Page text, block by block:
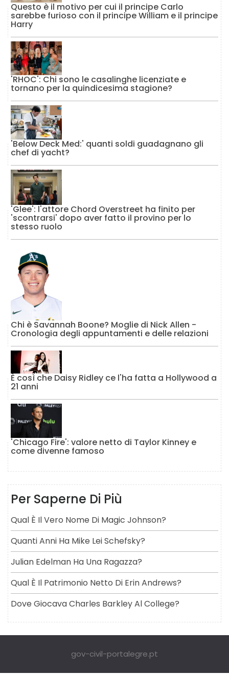
Questo è il motivo per cui il principe Carlo
sarebbe furioso con il principe William e il principe
Harry
'RHOC': Chi sono le casalinghe licenziate e
tornano per la quindicesima stagione?
'Below Deck Med:' quanti soldi guadagnano gli
chef di yacht?
'Glee': l'attore Chord Overstreet ha finito per
'scontrarsi' dopo aver fatto il provino per lo
stesso ruolo
Chi è Savannah Boone? Moglie di Nick Allen -
Cronologia degli appuntamenti e delle relazioni
È così che Daisy Ridley ce l'ha fatta a Hollywood a
21 anni
'Chicago Fire': valore netto di Taylor Kinney e
come divenne famoso
Per Saperne Di Più
Qual È Il Vero Nome Di Magic Johnson?
Quanti Anni Ha Mike Lei Schefsky?
Julian Edelman Ha Una Ragazza?
Qual È Il Patrimonio Netto Di Erin Andrews?
Dove Giocava Charles Barkley Al College?
gov-civil-portalegre.pt